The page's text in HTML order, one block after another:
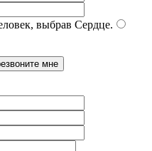
выбрав Сердце.